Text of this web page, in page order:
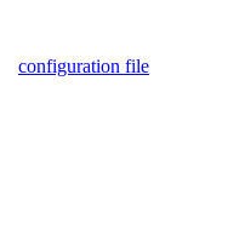
configuration file